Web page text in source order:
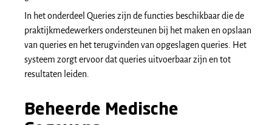
In het onderdeel Queries zijn de functies beschikbaar die de
praktijkmedewerkers ondersteunen bij het maken en opslaan
van queries en het terugvinden van opgeslagen queries. Het
systeem zorgt ervoor dat queries uitvoerbaar zijn en tot
resultaten leiden.
Beheerde Medische